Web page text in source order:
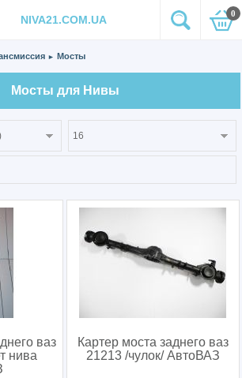
NIVA21.COM.UA 0
► Мосты
Мосты для Нивы
ваз
нива
Картер моста заднего ваз
21213 /чулок/ АвтоВАЗ